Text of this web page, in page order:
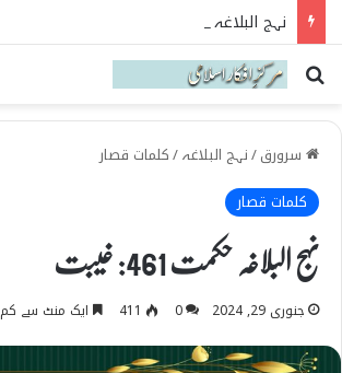
نہج البلاغہ میں حقیقی شیعہ کی پہچان
Search for
سرورق/نہج البلاغہ/کلمات قصار
کلمات قصار
نہج البلاغہ حکمت 461: غیبت
جنوری 29, 2024 0
411 ایک منٹ سے کم